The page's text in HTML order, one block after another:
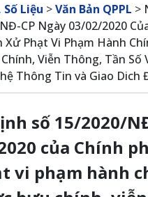
Số Liệu >Văn Bản QPPL >
CP Ngày 03/02/2020
Xử Phạt Vi Phạm Hành
Viễn Thông, Tần Số
Thông Tin và Giao Dich
số 15/2020/
của Chính
vi phạm hành